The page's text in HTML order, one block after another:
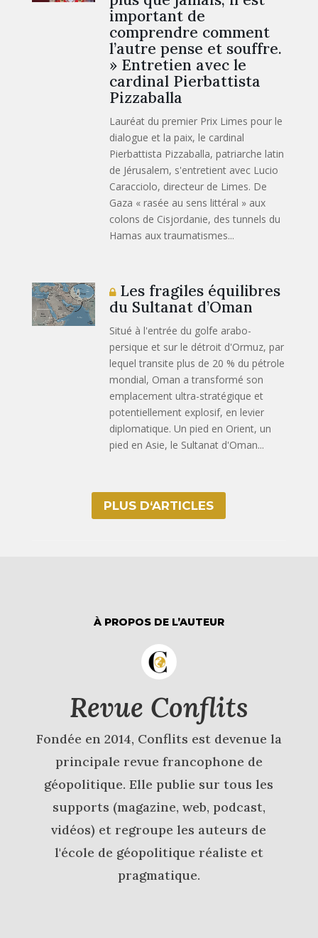
important de
comprendre comment
l’autre pense et souffre.
» Entretien avec le
cardinal Pierbattista
Pizzaballa
Lauréat du premier Prix Limes pour le
dialogue et la paix, le cardinal
Pierbattista Pizzaballa, patriarche latin
de Jérusalem, s'entretient avec Lucio
Caracciolo, directeur de Limes. De
Gaza « rasée au sens littéral » aux
colons de Cisjordanie, des tunnels du
Hamas aux traumatismes...
Les fragiles équilibres
du Sultanat d’Oman
Situé à l'entrée du golfe arabo-
persique et sur le détroit d'Ormuz, par
lequel transite plus de 20 % du pétrole
mondial, Oman a transformé son
emplacement ultra-stratégique et
potentiellement explosif, en levier
diplomatique. Un pied en Orient, un
pied en Asie, le Sultanat d'Oman...
PLUS D‘ARTICLES
À PROPOS DE L’AUTEUR
Revue Conflits
Fondée en 2014, Conflits est devenue la
principale revue francophone de
géopolitique. Elle publie sur tous les
supports (magazine, web, podcast,
vidéos) et regroupe les auteurs de
l'école de géopolitique réaliste et
pragmatique.